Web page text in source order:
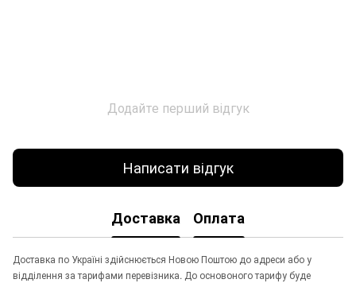
Додайте перший відгук
Написати відгук
Доставка Оплата
Доставка по Україні здійснюється Новою Поштою до адреси або у
відділення за тарифами перевізника. До основоного тарифу буде